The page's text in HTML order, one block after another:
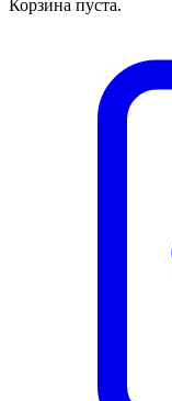
Корзина пуста.